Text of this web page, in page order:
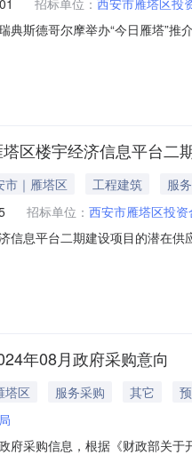
典斯德哥尔摩举办“今日雁塔”
德哥尔摩举办“今日雁塔”推介
区楼宇经济信息平台二
市｜雁塔区 工程建筑
服务
招标单位： 西安市雁塔区投
信息平台二期建设项目的潜在
购需求：详见采购需求附件合
年08月政府采购意向
塔区 服务采购 其它
府采购信息，根据《财政部关